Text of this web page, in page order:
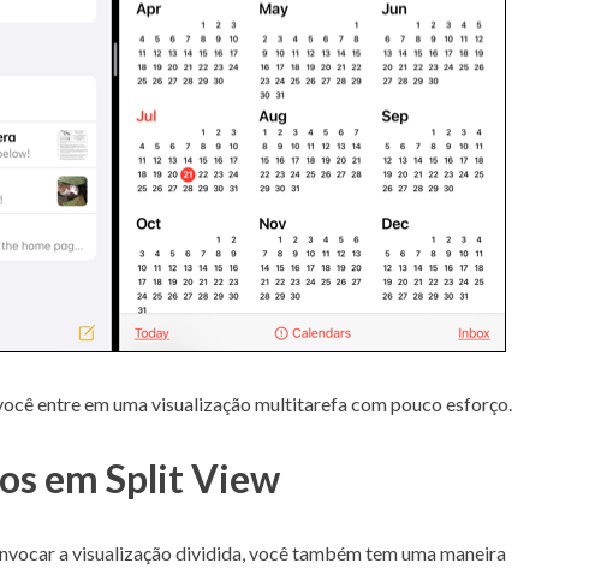
entre em uma visualização multitarefa com pouco esforço.
em Split View
a visualização dividida, você também tem uma maneira